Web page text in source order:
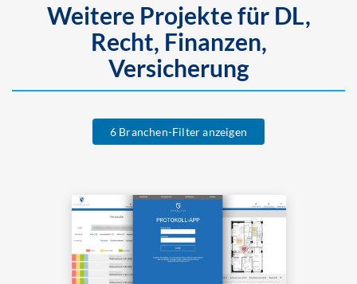
Weitere Projekte für DL,
Recht, Finanzen,
Versicherung
6 Branchen-Filter anzeigen